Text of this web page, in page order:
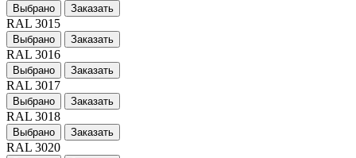
Выбрано Заказать
RAL 3015
Выбрано Заказать
RAL 3016
Выбрано Заказать
RAL 3017
Выбрано Заказать
RAL 3018
Выбрано Заказать
RAL 3020